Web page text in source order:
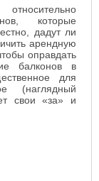
которые
дадут ли
арендную
оправдать
балконов в
для
(наглядный
свои «за» и